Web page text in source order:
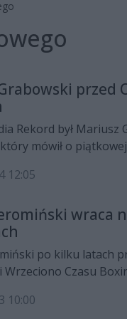
przed
Rekord był
mówił o
12:05
wraca
po kilku latach
Wrzeciono Czasu
10:00